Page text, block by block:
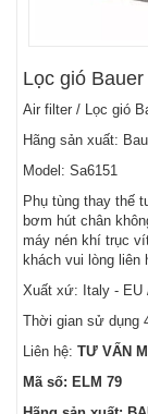
Lọc gió
Air filter / Lọc gió
Hãng sản xuất:
Model: Sa6151
Phụ tùng thay thế
bơm hút chân
máy nén khí trục
khách vui lòng liên
Xuất xứ: Italy - EU
Thời gian sử dụng
Liên hệ: TƯ VẤN
Mã số: ELM 79